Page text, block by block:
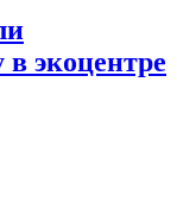
экоцентре